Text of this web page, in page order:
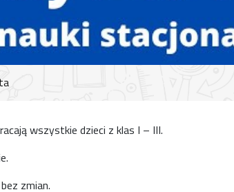
wszystkie dzieci z klas I – III.
zmian.